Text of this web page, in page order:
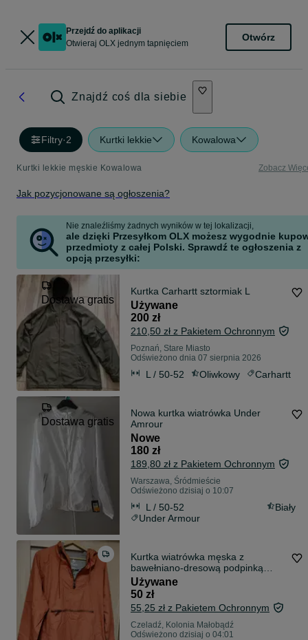
Przejdź do aplikacji
Otwieraj OLX jednym tapnięciem
Otwórz
Znajdź coś dla siebie
Filtry·2 Kurtki lekkie Kowalowa
Kurtki lekkie męskie Kowalowa Zobacz
Jak pozycjonowane są ogłoszenia?
Nie znaleźliśmy żadnych wyników w tej lokalizacji,
ale dzięki Przesyłkom OLX możesz wygodnie
przedmioty z całej Polski. Sprawdź te ogłoszenia z
opcją przesyłki:
Dostawa gratis
Kurtka Carhartt sztormiak L
Używane
200 zł
210,50 zł z Pakietem Ochronnym
Poznań, Stare Miasto
Odświeżono dnia 07 sierpnia 2026
L / 50-52 Oliwkowy Carhartt
Dostawa gratis
Nowa kurtka wiatrówka Under
Amrour
Nowe
180 zł
189,80 zł z Pakietem Ochronnym
Warszawa, Śródmieście
Odświeżono dzisiaj o 10:07
L / 50-52
Biały
Under Armour
Kurtka wiatrówka męska z
bawełniano-dresową podpinką
rozm.L
Używane
50 zł
55,25 zł z Pakietem Ochronnym
Czeladź, Kolonia Małobądź
Odświeżono dzisiaj o 04:01